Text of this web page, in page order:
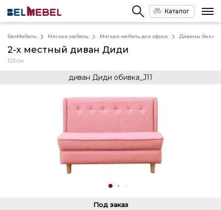
Каталог
БелМебель Мягкая мебель Мягкая мебель для офиса Диваны без
2-х местный диван Диди
125см
диван Диди обивка_J11
Под заказ